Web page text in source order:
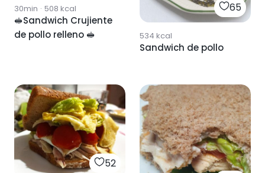
30min · 508 kcal
🥪Sandwich Crujiente
de pollo relleno 🥪
65
534 kcal
Sandwich de pollo
52